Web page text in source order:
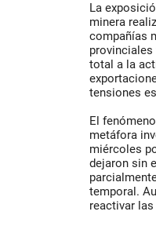
La
minera
compañías
total a la
tensiones
El
metáfora
miércoles
dejaron sin
temporal.
reactivar